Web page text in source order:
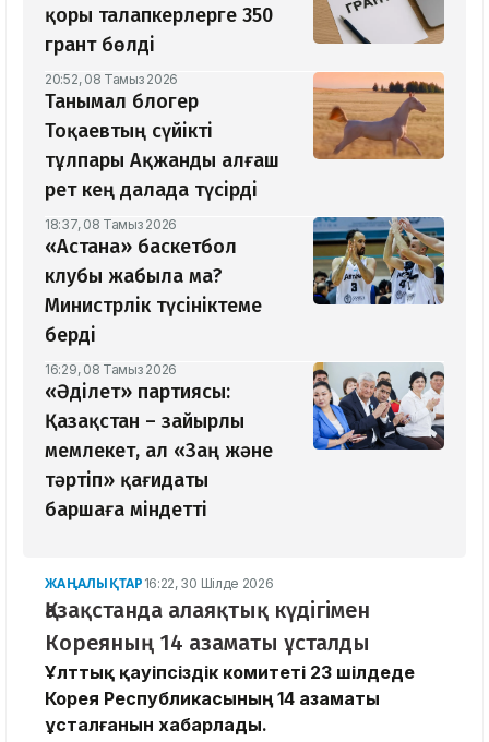
қоры талапкерлерге 350
грант бөлді
20:52, 08 Тамыз 2026
Танымал блогер
Тоқаевтың сүйікті
тұлпары Ақжанды алғаш
рет кең далада түсірді
18:37, 08 Тамыз 2026
«Астана» баскетбол
клубы жабыла ма?
Министрлік түсініктеме
берді
16:29, 08 Тамыз 2026
«Әділет» партиясы:
Қазақстан – зайырлы
мемлекет, ал «Заң және
тәртіп» қағидаты
баршаға міндетті
ЖАҢАЛЫҚТАР 16:22, 30 Шілде 2026
Қазақстанда алаяқтық күдігімен
Кореяның 14 азаматы ұсталды
Ұлттық қауіпсіздік комитеті 23 шілдеде
Корея Республикасының 14 азаматы
ұсталғанын хабарлады.